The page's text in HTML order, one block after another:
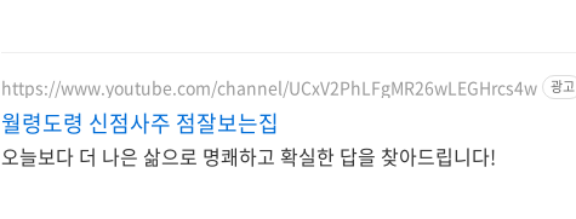
https://www.youtube.com/channel/UCxV2PhLFgMR26wLEGHrcs4w 광고
월령도령 신점사주 점잘보는집
오늘보다 더 나은 삶으로 명쾌하고 확실한 답을 찾아드립니다!